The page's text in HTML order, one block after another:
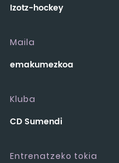
Izotz-hockey
Maila
emakumezkoa
Kluba
CD Sumendi
Entrenatzeko tokia